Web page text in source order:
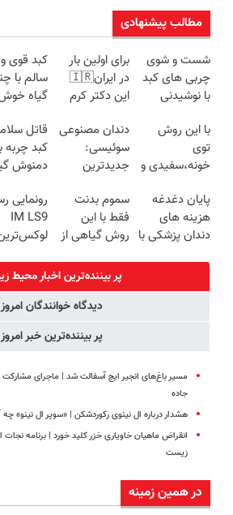
مطالب پیشنهادی
شست و شوی
چربی های کبد
با نوشیدنی
برای اولین بار
در ایران🇮🇷
این دکتر کرم
روزه ساخت!
کبد قوی و
سالم با
گیاه
با این روش
توی
خونه،سفیدی و
برگردون
(40%off)
دندان مصنوعی
سوئیسی:
جدیدترین
سبک و مقاوم |
پرداخت قسطی
قاتل
کبد چربه
دمنوش
پایان دغدغه
هزینه های
دندان پزشکی با
سموم بدنت
فقط با این
روش گیاهی از
رونمایی
IM LS9
پر بیننده‌ترین اخبار محیط
دیدگاه خوانندگان امروز
پر بیننده‌ترین خبر امروز
مسیر باغ‌های انجیر ایج آسفالت شد | ماجرای مشارکت
جاده
هشدار درباره ال‌ نینوی رکوردشکن | «سوپر ال‌ نینو» چه
انقراض ماهیان خاویاری خزر کلید خورد | برنامه
زیست
در همین زمینه